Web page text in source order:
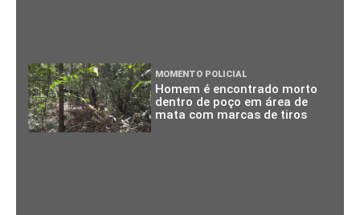
MOMENTO POLICIAL
Homem é encontrado morto
dentro de poço em área de
mata com marcas de tiros